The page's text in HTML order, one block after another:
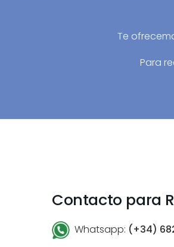
Te
Para
Contacto para
Whatsapp: (+34)